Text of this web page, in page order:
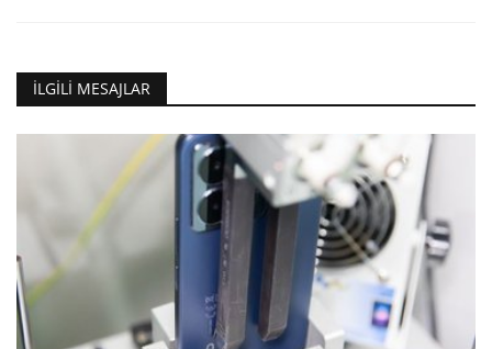
İLGILI MESAJLAR